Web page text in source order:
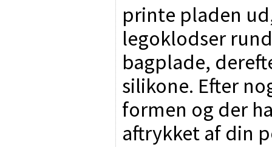
printe pladen
legoklodser
bagplade,
silikone. Efter
formen og der
aftrykket af din